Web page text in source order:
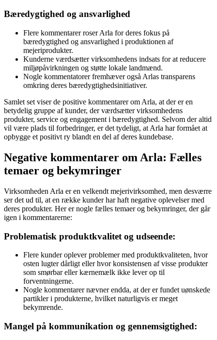
Bæredygtighed og ansvarlighed
Flere kommentarer roser Arla for deres fokus på
bæredygtighed og ansvarlighed i produktionen af
mejeriprodukter.
Kunderne værdsætter virksomhedens indsats for at reducere
miljøpåvirkningen og støtte lokale landmænd.
Nogle kommentatorer fremhæver også Arlas transparens
omkring deres bæredygtighedsinitiativer.
Samlet set viser de positive kommentarer om Arla, at der er en
betydelig gruppe af kunder, der værdsætter virksomhedens
produkter, service og engagement i bæredygtighed. Selvom der altid
vil være plads til forbedringer, er det tydeligt, at Arla har formået at
opbygge et positivt ry blandt en del af deres kundebase.
Negative kommentarer om Arla: Fælles
temaer og bekymringer
Virksomheden Arla er en velkendt mejerivirksomhed, men desværre
ser det ud til, at en række kunder har haft negative oplevelser med
deres produkter. Her er nogle fælles temaer og bekymringer, der går
igen i kommentarerne:
Problematisk produktkvalitet og udseende:
Flere kunder oplever problemer med produktkvaliteten, hvor
osten lugter dårligt eller hvor konsistensen af visse produkter
som smørbar eller kærnemælk ikke lever op til
forventningerne.
Nogle kommentarer nævner endda, at der er fundet uønskede
partikler i produkterne, hvilket naturligvis er meget
bekymrende.
Mangel på kommunikation og gennemsigtighed: